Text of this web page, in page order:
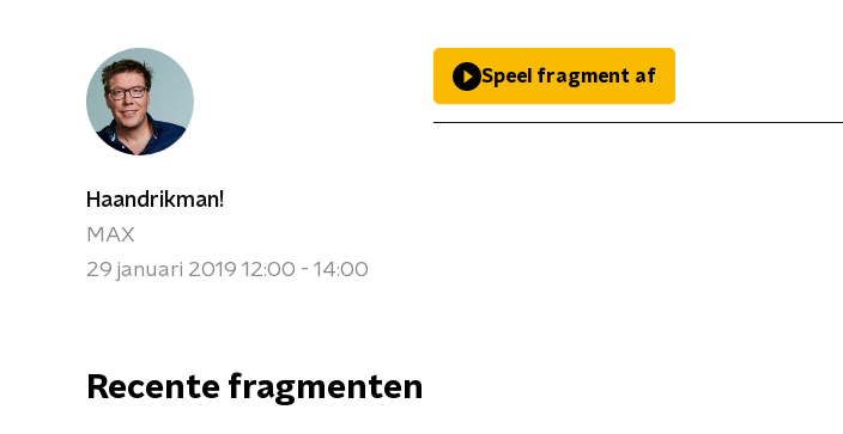
Haandrikman!
MAX
29 januari 2019 12:00 - 14:00
Speel fragment af
Recente fragmenten